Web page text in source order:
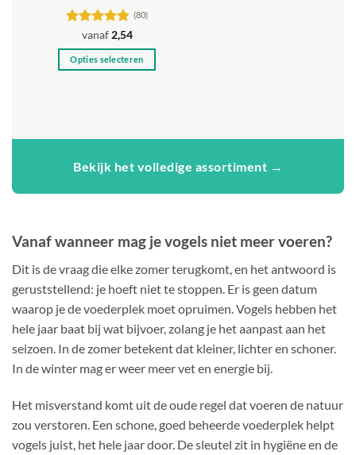
productpagina
Gewaardeerd
4.8uit 5
(80)
vanaf 2,54
Opties selecteren
Deze
kan
op
productpagina
Bekijk het volledige assortiment →
Vanaf wanneer mag je vogels niet meer voeren?
Dit is de vraag die elke zomer terugkomt, en het antwoord is
geruststellend: je hoeft niet te stoppen. Er is geen datum
waarop je de voederplek moet opruimen. Vogels hebben het
hele jaar baat bij wat bijvoer, zolang je het aanpast aan het
seizoen. In de zomer betekent dat kleiner, lichter en schoner.
In de winter mag er weer meer vet en energie bij.
Het misverstand komt uit de oude regel dat voeren de natuur
zou verstoren. Een schone, goed beheerde voederplek helpt
vogels juist, het hele jaar door. De sleutel zit in hygiëne en de